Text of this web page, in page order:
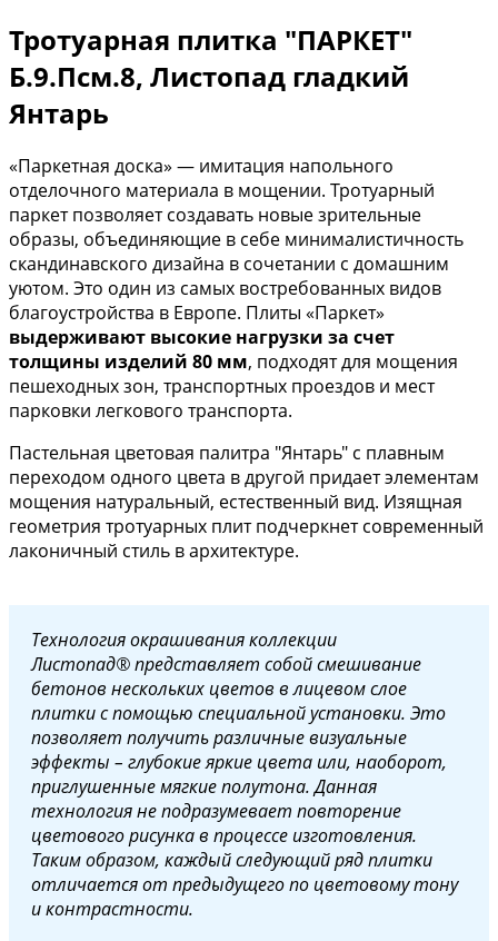
Тротуарная плитка "ПАРКЕТ"
Б.9.Псм.8, Листопад гладкий
Янтарь
«Паркетная доска» — имитация напольного
отделочного материала в мощении. Тротуарный
паркет позволяет создавать новые зрительные
образы, объединяющие в себе минималистичность
скандинавского дизайна в сочетании с домашним
уютом. Это один из самых востребованных видов
благоустройства в Европе. Плиты «Паркет»
выдерживают высокие нагрузки за счет
толщины изделий 80 мм, подходят для мощения
пешеходных зон, транспортных проездов и мест
парковки легкового транспорта.
Пастельная цветовая палитра "Янтарь" с плавным
переходом одного цвета в другой придает элементам
мощения натуральный, естественный вид. Изящная
геометрия тротуарных плит подчеркнет современный
лаконичный стиль в архитектуре.
Технологияокрашивания коллекции
Листопад® представляет собой смешивание
бетонов нескольких цветов в лицевом слое
плитки с помощью специальной установки. Это
позволяет получить различные визуальные
эффекты – глубокие яркие цвета или, наоборот,
приглушенные мягкие полутона. Данная
технология не подразумевает повторение
цветового рисунка в процессе изготовления.
Таким образом, каждый следующий ряд плитки
отличается от предыдущего по цветовому тону
и контрастности.